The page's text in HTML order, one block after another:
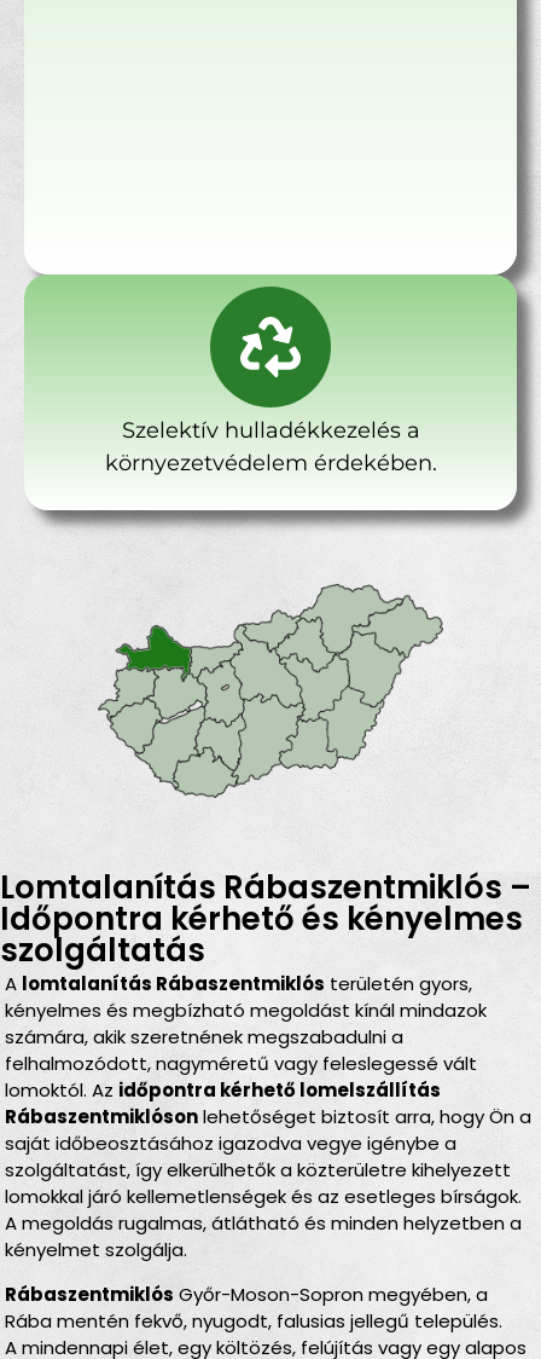
Szelektív hulladékkezelés a
környezetvédelem érdekében.
Lomtalanítás Rábaszentmiklós –
Időpontra kérhető és kényelmes
szolgáltatás
A lomtalanítás Rábaszentmiklós területén gyors,
kényelmes és megbízható megoldást kínál mindazok
számára, akik szeretnének megszabadulni a
felhalmozódott, nagyméretű vagy feleslegessé vált
lomoktól. Az időpontra kérhető lomelszállítás
Rábaszentmiklósonlehetőséget biztosít arra, hogy Ön a
saját időbeosztásához igazodva vegye igénybe a
szolgáltatást, így elkerülhetők a közterületre kihelyezett
lomokkal járó kellemetlenségek és az esetleges bírságok.
A megoldás rugalmas, átlátható és minden helyzetben a
kényelmet szolgálja.
Rábaszentmiklós Győr-Moson-Sopron megyében, a
Rába mentén fekvő, nyugodt, falusias jellegű település.
A mindennapi élet, egy költözés, felújítás vagy egy alapos